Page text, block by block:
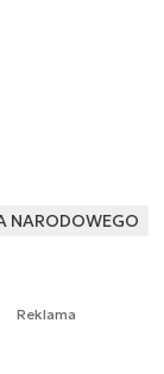
NARODOWEGO
Reklama